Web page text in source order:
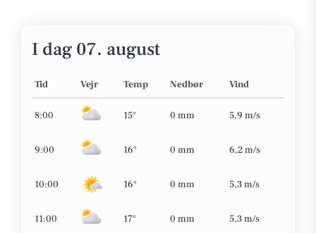
I dag 07. august
Tid Vejr Temp Nedbør Vind
8:00 15° 0 mm 5,9 m/s
9:00 16° 0 mm 6,2 m/s
10:00 16° 0 mm 5,3 m/s
11:00 17° 0 mm 5,3 m/s